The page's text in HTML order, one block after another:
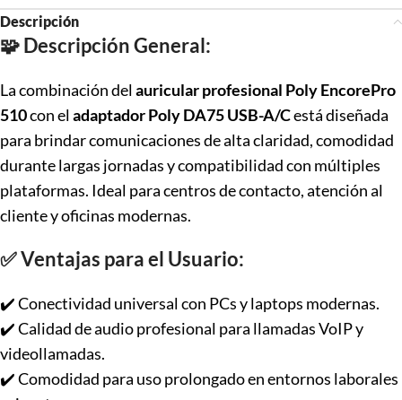
Descripción
🧩Descripción General:
La combinación delauricular profesional Poly EncorePro
510con eladaptador Poly DA75 USB-A/Cestá diseñada
para brindar comunicaciones de alta claridad, comodidad
durante largas jornadas y compatibilidad con múltiples
plataformas. Ideal para centros de contacto, atención al
cliente y oficinas modernas.
✅Ventajas para el Usuario:
✔️ Conectividad universal con PCs y laptops modernas.
✔️ Calidad de audio profesional para llamadas VoIP y
videollamadas.
✔️ Comodidad para uso prolongado en entornos laborales